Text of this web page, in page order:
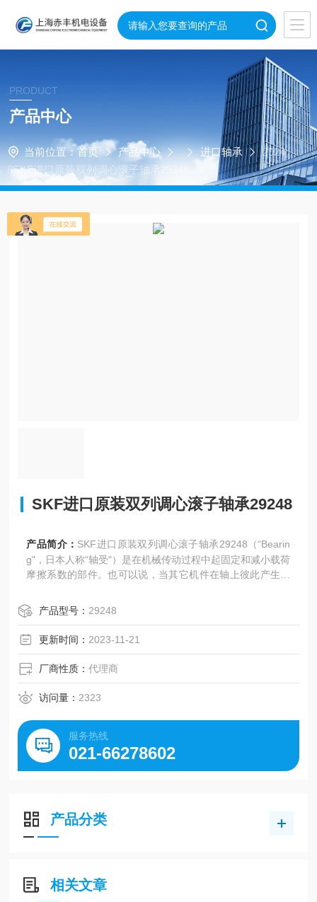
PRODUCT
产品中心
当前位置： 首页 产品中心 进口轴承
2924
8SKF进口原装双列调心滚子轴承29248
SKF进口原装双列调心滚子轴承29248
产品简介： SKF进口原装双列调心滚子轴承29248（“Bearin
g"，日本人称“轴受"）是在机械传动过程中起固定和减小载荷
摩擦系数的部件。也可以说，当其它机件在轴上彼此产生相
心位置固定的机件。轴承是当代机械设备中一种*的零部件。
它的主要功能是支撑机械旋转体，用以降低设备在传动过程
中的机械载荷摩擦系数
产品型号： 29248
更新时间： 2023-11-21
厂商性质：代理商
访问量： 2323
服务热线
021-66278602
产品分类
相关文章